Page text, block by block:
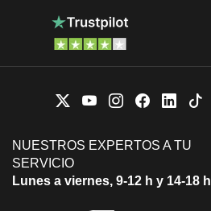
NUESTROS EXPERTOS A TU
SERVICIO
Lunes a viernes, 9-12 h y 14-18 h